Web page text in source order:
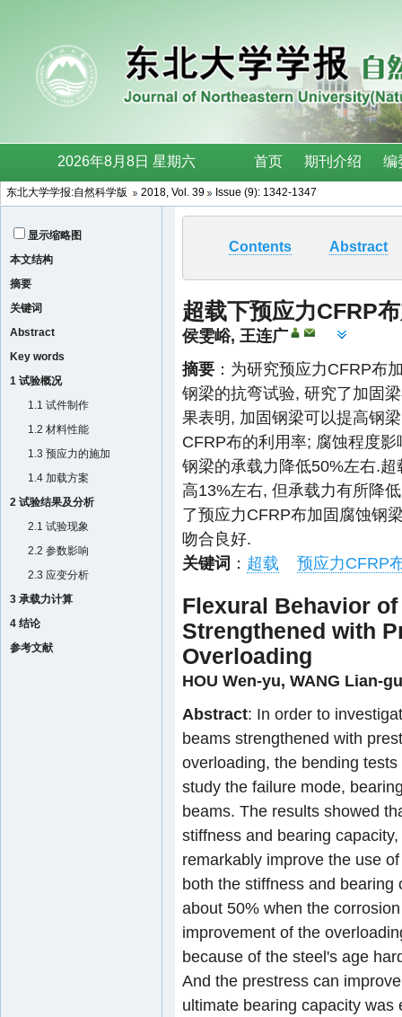
东北大学学报:自然科学版 2018, Vol. 39 Issue (9): 1342-1347
显示缩略图
本文结构
摘要
关键词
Abstract
Key words
1 试验概况
1.1 试件制作
1.2 材料性能
1.3 预应力的施加
1.4 加载方案
2 试验结果及分析
2.1 试验现象
2.2 参数影响
2.3 应变分析
3 承载力计算
4 结论
参考文献
Contents Abstract
超载下预应力CFRP
侯雯峪, 王连广
摘要 ：为研究预应力CFRP布
钢梁的抗弯试验, 研究了加固
果表明, 加固钢梁可以提高钢
CFRP布的利用率; 腐蚀程度
钢梁的承载力降低50%左右.
高13%左右, 但承载力有所降
了预应力CFRP布加固腐蚀钢
吻合良好.
关键词 ： 超载 预应力CFRP
Flexural Behavior
Strengthened with
Overloading
HOU Wen-yu, WANG Lian-
Abstract: In order to
beams strengthened with
overloading, the bending
study the failure mode,
beams. The results showed
stiffness and bearing
remarkably improve the use
both the stiffness and
about 50% when the
improvement of the
because of the steel's age
And the prestress can
ultimate bearing capacity